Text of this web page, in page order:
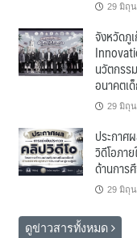
29 มิถุ
จังหวัดภู
นวัตกรร
อนาคตเ
29 มิถุ
ประกาศ
วิดีโอภา
ด้านการ
29 มิถุ
ดูข่าวสารทั้งหมด